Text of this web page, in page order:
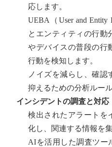
応します。
UEBA（User and Entity
とエンティティの行動
やデバイスの普段の行
行動を検知します。
ノイズを減らし、確認
抑えるための分析ルー
インシデントの調査と対応
検出されたアラートを
化し、関連する情報を
AIを活用した調査ツー